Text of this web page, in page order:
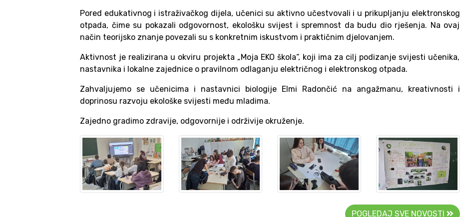
Pored edukativnog i istraživačkog dijela, učenici su aktivno učestvovali i u prikupljanju elektronskog
otpada, čime su pokazali odgovornost, ekološku svijest i spremnost da budu dio rješenja. Na ovaj
način teorijsko znanje povezali su s konkretnim iskustvom i praktičnim djelovanjem.
Aktivnost je realizirana u okviru projekta „Moja EKO škola“, koji ima za cilj podizanje svijesti učenika,
nastavnika i lokalne zajednice o pravilnom odlaganju električnog i elektronskog otpada.
Zahvaljujemo se učenicima i nastavnici biologije Elmi Radončić na angažmanu, kreativnosti i
doprinosu razvoju ekološke svijesti među mladima.
Zajedno gradimo zdravije, odgovornije i održivije okruženje.
POGLEDAJ SVE NOVOSTI